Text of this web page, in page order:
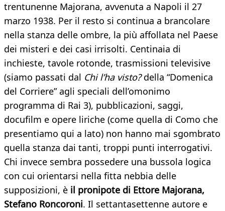
trentunenne Majorana, avvenuta a Napoli il 27
marzo 1938. Per il resto si continua a brancolare
nella stanza delle ombre, la più affollata nel Paese
dei misteri e dei casi irrisolti. Centinaia di
inchieste, tavole rotonde, trasmissioni televisive
(siamo passati dal Chi l’ha visto?della “Domenica
del Corriere” agli speciali dell’omonimo
programma di Rai 3), pubblicazioni, saggi,
docufilm e opere liriche (come quella di Como che
presentiamo qui a lato) non hanno mai sgombrato
quella stanza dai tanti, troppi punti interrogativi.
Chi invece sembra possedere una bussola logica
con cui orientarsi nella fitta nebbia delle
supposizioni, è il pronipote di Ettore Majorana,
Stefano Roncoroni. Il settantasettenne autore e